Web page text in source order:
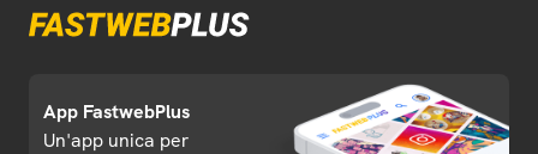
App FastwebPlus
Un'app unica per